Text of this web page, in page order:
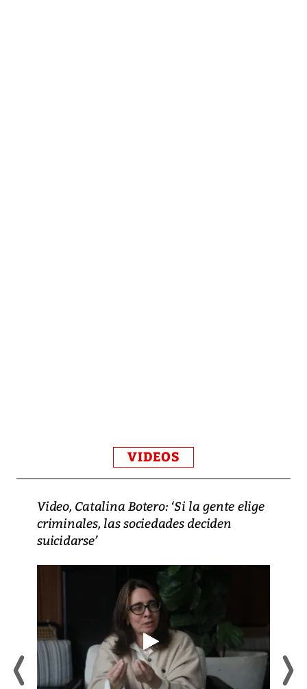
VIDEOS
Video, Catalina Botero: ‘Si la gente elige
criminales, las sociedades deciden
suicidarse’